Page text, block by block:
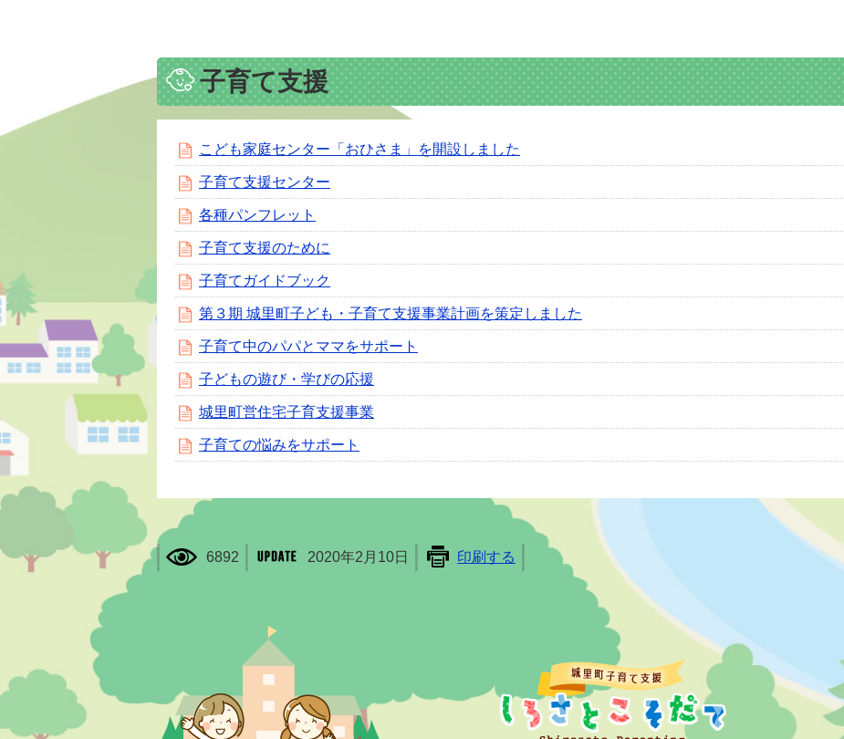
子育て支援
こども家庭センター「おひさま」を開設しました
子育て支援センター
各種パンフレット
子育て支援のために
子育てガイドブック
第３期 城里町子ども・子育て支援事業計画を策定しました
子育て中のパパとママをサポート
子どもの遊び・学びの応援
城里町営住宅子育支援事業
子育ての悩みをサポート
6892 2020年2月10日 印刷する
しろさとこそだて